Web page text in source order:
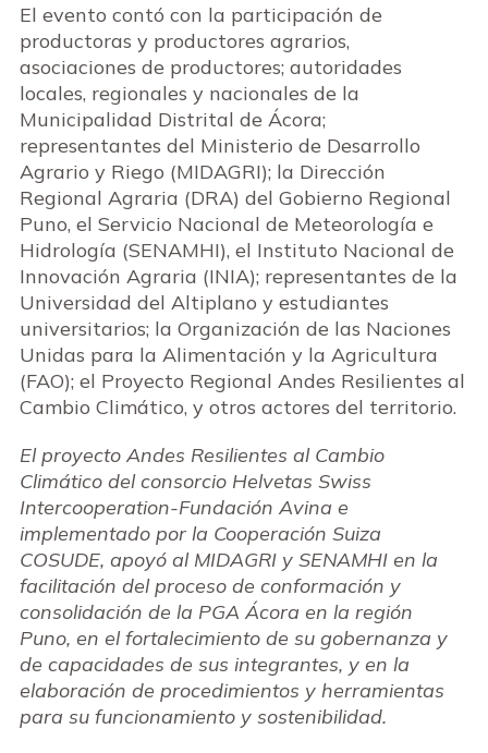
El evento contó con la participación de
productoras y productores agrarios,
asociaciones de productores; autoridades
locales, regionales y nacionales de la
Municipalidad Distrital de Ácora;
representantes del Ministerio de Desarrollo
Agrario y Riego (MIDAGRI); la Dirección
Regional Agraria (DRA) del Gobierno Regional
Puno, el Servicio Nacional de Meteorología e
Hidrología (SENAMHI), el Instituto Nacional de
Innovación Agraria (INIA); representantes de la
Universidad del Altiplano y estudiantes
universitarios; la Organización de las Naciones
Unidas para la Alimentación y la Agricultura
(FAO); el Proyecto Regional Andes Resilientes al
Cambio Climático, y otros actores del territorio.
El proyecto Andes Resilientes al Cambio
Climático del consorcio Helvetas Swiss
Intercooperation-Fundación Avina e
implementado por la Cooperación Suiza
COSUDE, apoyó al MIDAGRI y SENAMHI en la
facilitación del proceso de conformación y
consolidación de la PGA Ácora en la región
Puno, en el fortalecimiento de su gobernanza y
de capacidades de sus integrantes, y en la
elaboración de procedimientos y herramientas
para su funcionamiento y sostenibilidad.